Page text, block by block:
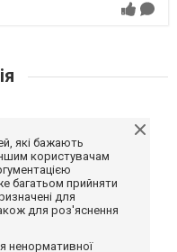
які бажають
користувачам
багатьом прийняти
для
для роз'яснення
ненормативної